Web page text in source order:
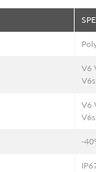
V6
V6
-